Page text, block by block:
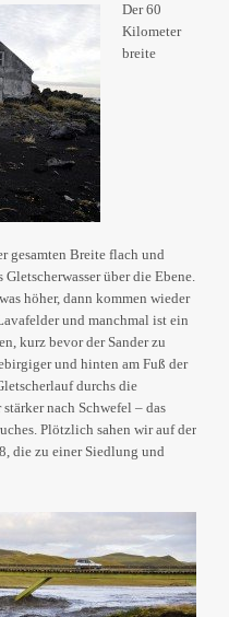
Der 60
Kilometer
breite
gesamten Breite flach und
über die Ebene.
höher, dann kommen wieder
und manchmal ist ein
kurz bevor der Sander zu
und hinten am Fuß der
durchs die
nach Schwefel – das
Plötzlich sahen wir auf der
die zu einer Siedlung und